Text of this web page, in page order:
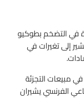
في التضخم بطوكيو
إلى تغيرات في
في مبيعات التجزئة
الفرنسي يشيران